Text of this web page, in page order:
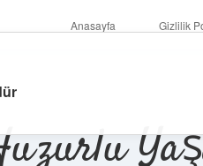
Anasayfa Gizlilik